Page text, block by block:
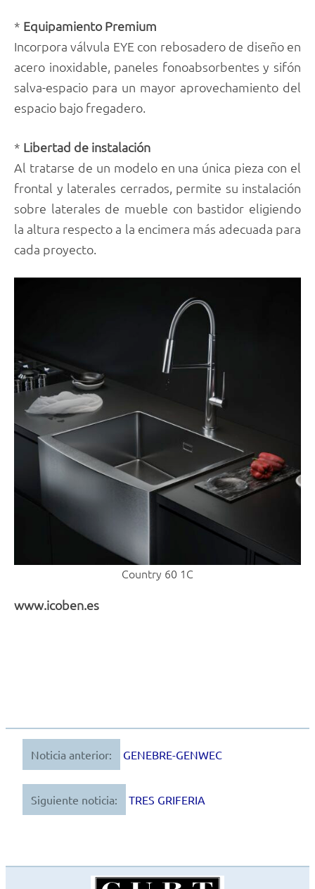
* Equipamiento Premium
Incorpora válvula EYE con rebosadero de diseño en
acero inoxidable, paneles fonoabsorbentes y sifón
salva-espacio para un mayor aprovechamiento del
espacio bajo fregadero.
* Libertad de instalación
Al tratarse de un modelo en una única pieza con el
frontal y laterales cerrados, permite su instalación
sobre laterales de mueble con bastidor eligiendo
la altura respecto a la encimera más adecuada para
cada proyecto.
Country 60 1C
www.icoben.es
Navegación
de
entradas
Noticia anterior: GENEBRE-GENWEC
Siguiente noticia: TRES GRIFERIA